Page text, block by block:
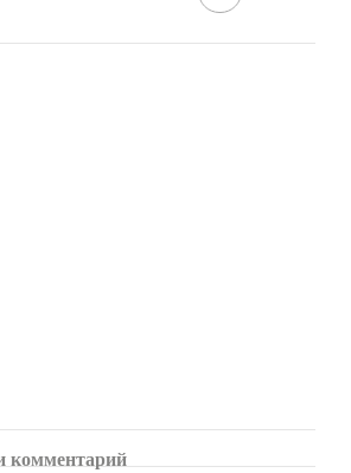
комментарий